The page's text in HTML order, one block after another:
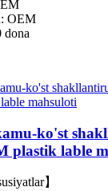
OEM
dona
ko'st
plastik lable
】